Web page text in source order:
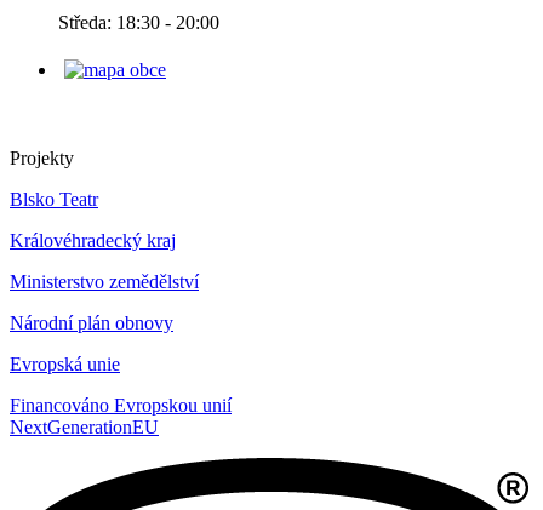
Středa: 18:30 - 20:00
Projekty
Blsko Teatr
Královéhradecký kraj
Ministerstvo zemědělství
Národní plán obnovy
Evropská unie
Financováno Evropskou unií
NextGenerationEU